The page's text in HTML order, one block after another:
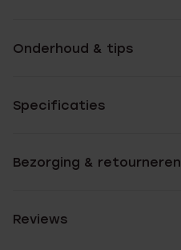
Onderhoud & tips
Specificaties
Bezorging & retourneren
Reviews